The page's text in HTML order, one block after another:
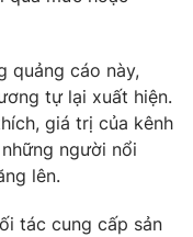
quảng cáo này,
tự lại xuất hiện.
giá trị của kênh
người nổi
lên.
tác cung cấp sản